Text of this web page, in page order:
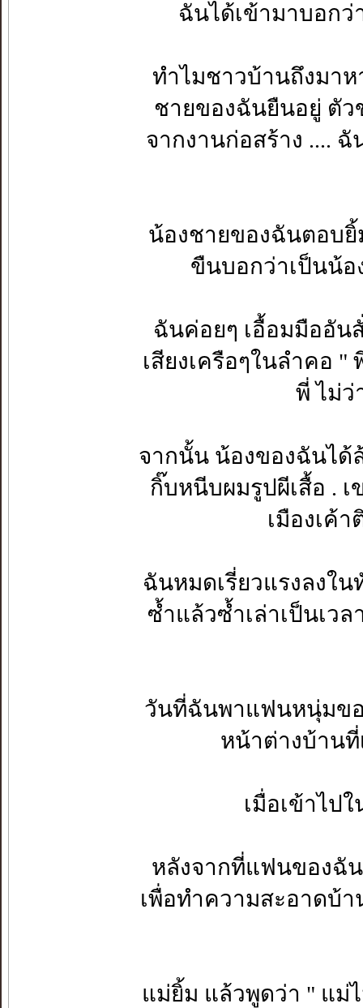
ฉันได้เข้ามาบอก
ทำไมชาวบ้านถึงมาห
ชายของฉันยืนอยู่ ตัว
จากงานก่อสร้าง ....
น้องชายของฉันตอบ
ขืนบอกว่าเป็นน้อ
ฉันค่อยๆ เอื้อมมืออัน
เสียงเครือๆในลำคอ "
พี่ ไม่ว่
จากนั้น น้องของฉันได้
กิ๊บหนีบผมรูปผีเสื้อ .
เมืองเค้
ฉันหมดเรี่ยวแรงลงใ
ซ้ำแล้วซ้ำเล่าเป็นเว
วันที่ฉันพาแฟนหนุ่มขอ
หน้าต่างบ้านที่
เมื่อเข้าไป
หลังจากที่แฟนของฉั
เพื่อทำความสะอาดบ้
แม่ยิ้ม แล้วพูดว่า " แม่